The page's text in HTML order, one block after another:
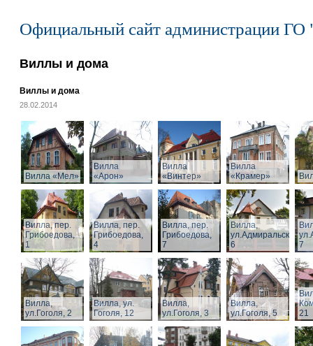
Официальный сайт администрации ГО
Виллы и дома
Виллы и дома
28.02.2014
Вилла «Мел»
Вилла
«Арон»
Вилла
«Винтер»
Вилла
«Крамер»
Вилла, пер.
Грибоедова,
1
Вилла, пер.
Грибоедова,
4
Вилла, пер.
Грибоедова,
7
Вилла,
ул.Адмиральская,
6
7
Вилла,
ул.Гоголя, 2
Вилла, ул.
Гоголя, 12
Вилла,
ул.Гоголя, 3
Вилла,
ул.Гоголя, 5
21